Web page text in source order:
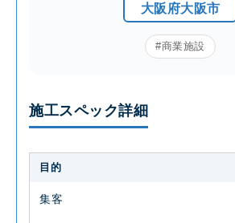
大阪府大阪市
#商業施設
施工スペック詳細
目的
集客